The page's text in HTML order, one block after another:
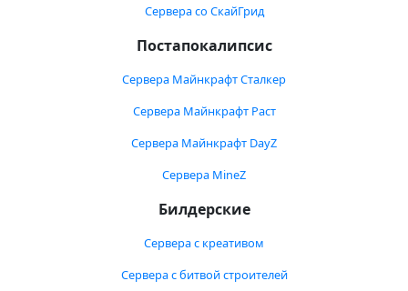
Сервера со СкайГрид
Постапокалипсис
Сервера Майнкрафт Сталкер
Сервера Майнкрафт Раст
Сервера Майнкрафт DayZ
Сервера MineZ
Билдерские
Сервера с креативом
Сервера с битвой строителей